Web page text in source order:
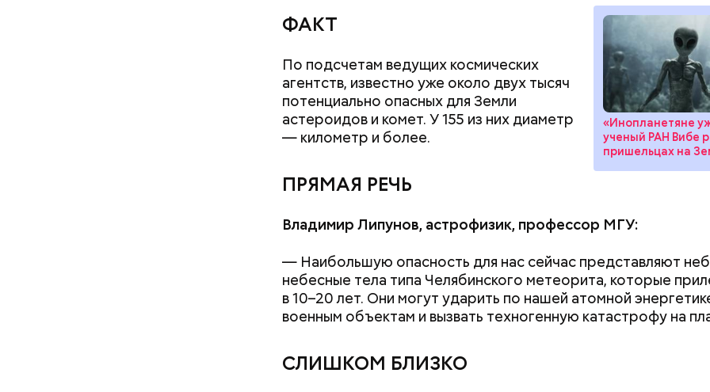
«Инопланетяне
ученый РАН Вибе
пришельцах на
ФАКТ
По подсчетам ведущих космических
агентств, известно уже около двух тысяч
потенциально опасных для Земли
астероидов и комет. У 155 из них диаметр
— километр и более.
ПРЯМАЯ РЕЧЬ
Владимир Липунов, астрофизик, профессор МГУ:
— Наибольшую опасность для нас сейчас представляют
небесные тела типа Челябинского метеорита, которые
в 10–20 лет. Они могут ударить по нашей атомной
военным объектам и вызвать техногенную катастрофу на
СЛИШКОМ БЛИЗКО
накапливать в себе токсические вещества.
нужно застыть на месте и не двигаться;
нельзя ни в коем случае махать руками;
не стоит пытаться «поймать» молнию или потрогать,
Как поменять батареи дома и
не получить штраф
Как получить
рублей от
трудной
претендовать